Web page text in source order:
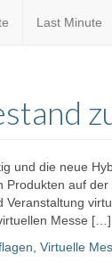
Last Minute
und die neue
Produkten auf
Messe […]
Virtuelle